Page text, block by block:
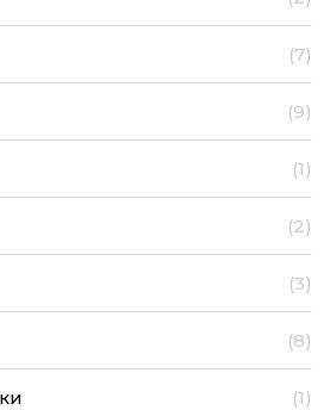
(7)
(9)
(1)
(2)
(3)
(8)
(1)